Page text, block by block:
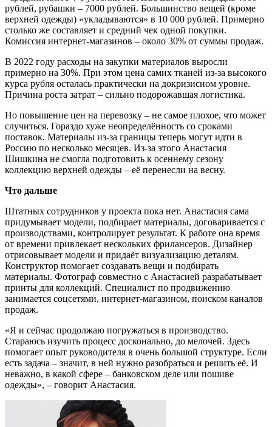
рублей, рубашки – 7000 рублей. Большинство вещей (кроме
верхней одежды) «укладываются» в 10 000 рублей. Примерно
столько же составляет и средний чек одной покупки.
Комиссия интернет-магазинов – около 30% от суммы продаж.
В 2022 году расходы на закупки материалов выросли
примерно на 30%. При этом цена самих тканей из-за высокого
курса рубля осталась практически на докризисном уровне.
Причина роста затрат – сильно подорожавшая логистика.
Но повышение цен на перевозку – не самое плохое, что может
случиться. Гораздо хуже неопределённость со сроками
поставок. Материалы из-за границы теперь могут идти в
Россию по несколько месяцев. Из-за этого Анастасия
Шишкина не смогла подготовить к осеннему сезону
коллекцию верхней одежды – её перенесли на весну.
Что дальше
Штатных сотрудников у проекта пока нет. Анастасия сама
придумывает модели, подбирает материалы, договаривается с
производствами, контролирует результат. К работе она время
от времени привлекает нескольких фрилансеров. Дизайнер
отрисовывает модели и придаёт визуализацию деталям.
Конструктор помогает создавать вещи и подбирать
материалы. Фотограф совместно с Анастасией разрабатывает
принты для коллекций. Специалист по продвижению
занимается соцсетями, интернет-магазином, поиском каналов
продаж.
«Я и сейчас продолжаю погружаться в производство.
Стараюсь изучить процесс досконально, до мелочей. Здесь
помогает опыт руководителя в очень большой структуре. Если
есть задача – значит, в ней нужно разобраться и решить её. И
неважно, в какой сфере – банковском деле или пошиве
одежды», – говорит Анастасия.